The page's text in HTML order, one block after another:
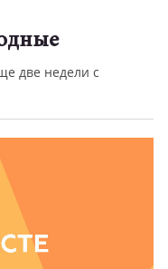
две недели с